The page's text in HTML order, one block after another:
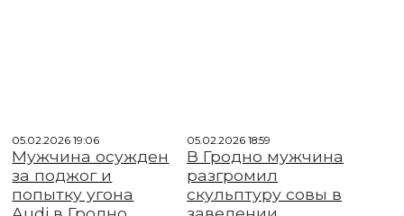
05.02.2026 19:06
Мужчина осужден
за поджог и
попытку угона
05.02.2026 18:59
В Гродно мужчина
разгромил
скульптуру совы в